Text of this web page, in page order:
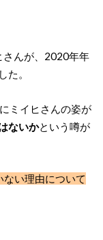
さんが、2020年年
た。
ミイヒさんの姿が
ないかという噂が
い理由について